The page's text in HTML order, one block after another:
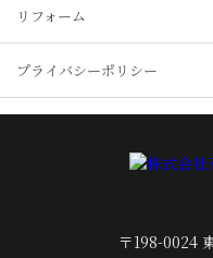
〒198-0024
リフォーム
プライバシーポリシー